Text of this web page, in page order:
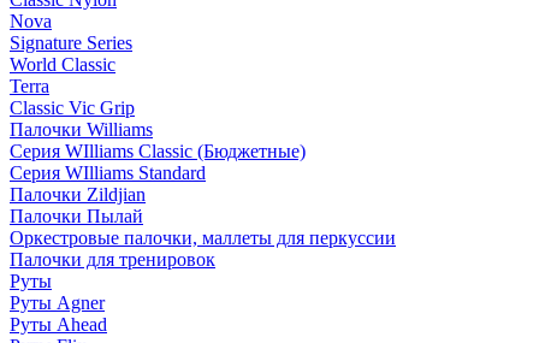
Nova
Signature Series
World Classic
Terra
Classic Vic Grip
Палочки Williams
Серия WIlliams Classic (Бюджетные)
Серия WIlliams Standard
Палочки Zildjian
Палочки Пылай
Оркестровые палочки, маллеты для перкуссии
Палочки для тренировок
Руты
Руты Agner
Руты Ahead